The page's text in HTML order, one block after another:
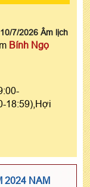
10/7/2026 Âm lịch
Bính Ngọ
18:59),Hợi
2024 NAM